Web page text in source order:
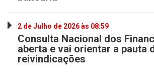
2 de Julho de 2026 às 08:59
Consulta Nacional dos
aberta e vai orientar a pauta
reivindicações